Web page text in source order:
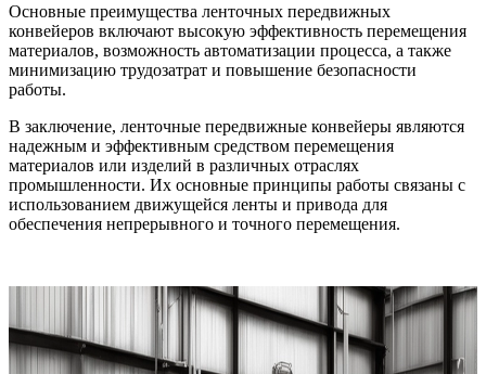
Основные преимущества ленточных передвижных
конвейеров включают высокую эффективность перемещения
материалов, возможность автоматизации процесса, а также
минимизацию трудозатрат и повышение безопасности
работы.
В заключение, ленточные передвижные конвейеры являются
надежным и эффективным средством перемещения
материалов или изделий в различных отраслях
промышленности. Их основные принципы работы связаны с
использованием движущейся ленты и привода для
обеспечения непрерывного и точного перемещения.